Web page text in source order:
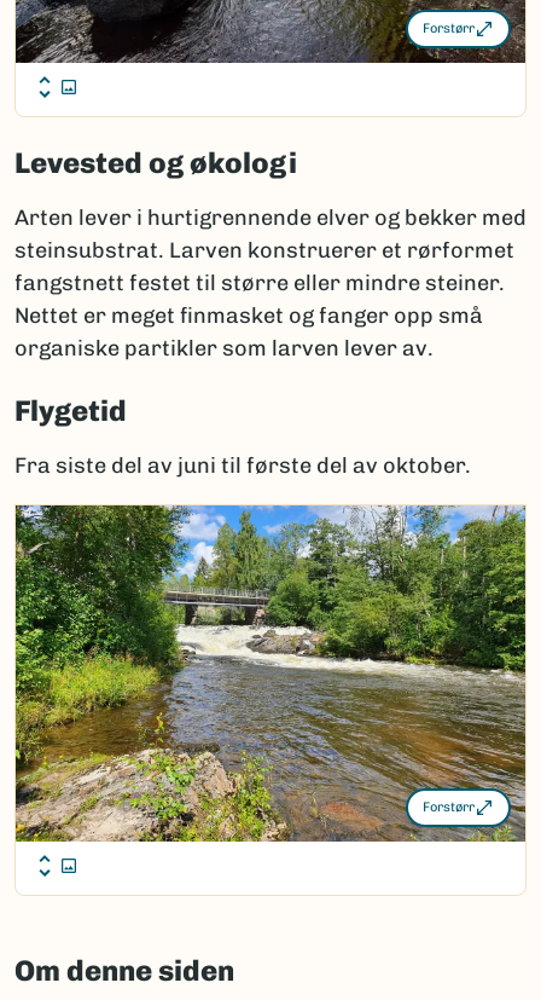
Forstørr
Levested og økologi
Arten lever i hurtigrennende elver og bekker med
steinsubstrat. Larven konstruerer et rørformet
fangstnett festet til større eller mindre steiner.
Nettet er meget finmasket og fanger opp små
organiske partikler som larven lever av.
Flygetid
Fra siste del av juni til første del av oktober.
Forstørr
Om denne siden